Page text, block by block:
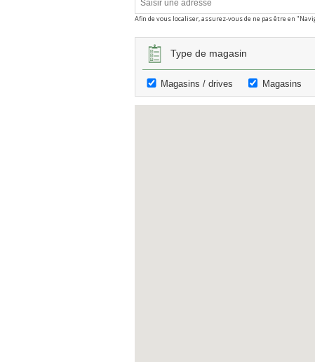
Afin de vous localiser, assurez-vous de ne pas être en
Type de magasin
Magasins / drives Magasins